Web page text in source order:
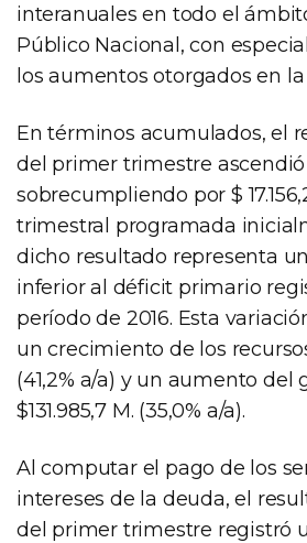
interanuales en todo el
Público Nacional, con
los aumentos otorgados en la
En términos acumulados, el
del primer trimestre ascendió
sobrecumpliendo por $
trimestral programada
dicho resultado representa
inferior al déficit primario
período de 2016. Esta
un crecimiento de los
(41,2% a/a) y un aumento del
$131.985,7 M. (35,0% a/a).
Al computar el pago de los
intereses de la deuda, el
del primer trimestre registró